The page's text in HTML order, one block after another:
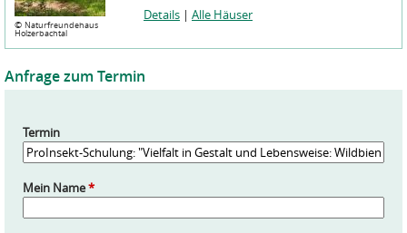
© Naturfreundehaus
Holzerbachtal
Details | Alle Häuser
Anfrage zum Termin
Termin
Mein Name*